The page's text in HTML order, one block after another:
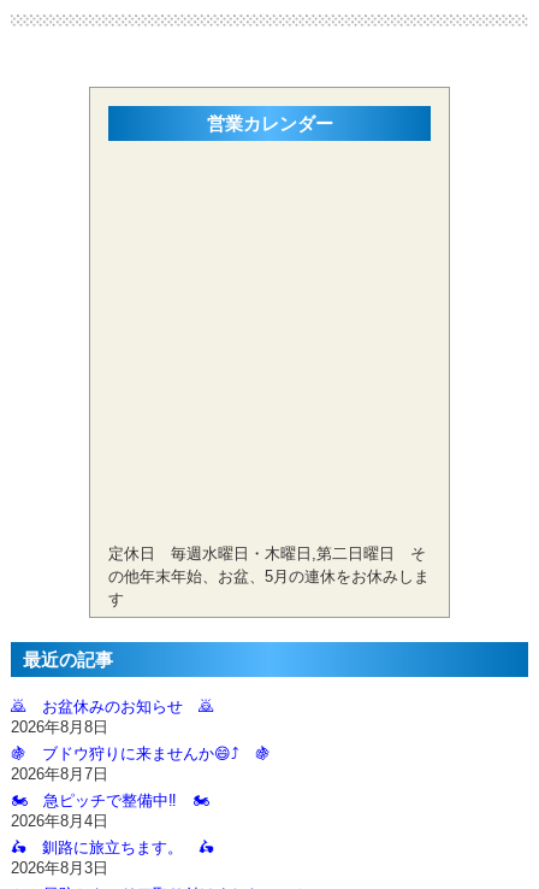
営業カレンダー
定休日 毎週水曜日・木曜日,第二日曜日 そ
の他年末年始、お盆、5月の連休をお休みしま
す
最近の記事
🙇‍ お盆休みのお知らせ 🙇‍
2026年8月8日
🍇 ブドウ狩りに来ませんか😄⤴️ 🍇
2026年8月7日
🏍️ 急ピッチで整備中‼️ 🏍️
2026年8月4日
🛵 釧路に旅立ちます。 🛵
2026年8月3日